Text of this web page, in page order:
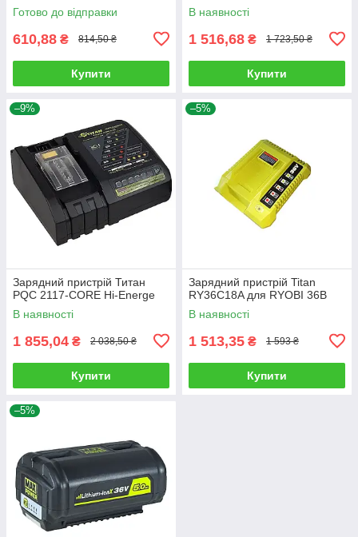
Готово до відправки
610,88 ₴ 814,50 ₴
Купити
В наявності
1 516,68 ₴ 1 723,50 ₴
Купити
–9%
Зарядний пристрій Титан
PQC 2117-CORE Hi-Energe
В наявності
1 855,04 ₴ 2 038,50 ₴
Купити
–5%
Зарядний пристрій Titan
RY36C18A для RYOBI 36В
В наявності
1 513,35 ₴ 1 593 ₴
Купити
–5%